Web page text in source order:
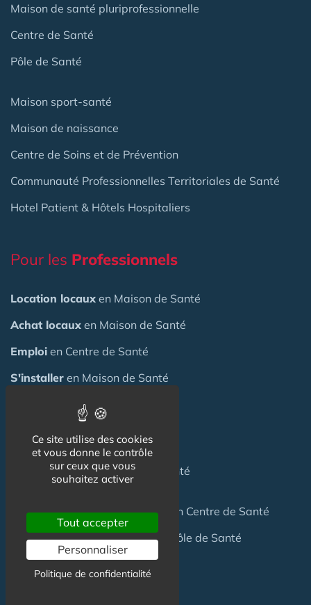
Maison de santé pluriprofessionnelle
Centre de Santé
Pôle de Santé
Maison sport-santé
Maison de naissance
Centre de Soins et de Prévention
Communauté Professionnelles Territoriales de Santé
Hotel Patient & Hôtels Hospitaliers
Pour les Professionnels
Location locaux en Maison de Santé
Achat locaux en Maison de Santé
Emploi en Centre de Santé
S'installer en Maison de Santé
une Maison de Santé
Financerune Maison de Santé
Investirdans une Maison de Santé
Céderune Maisonde Santéou un Centre de Santé
Terrainpour création Maison / Pôle de Santé
Ce site utilise des cookies
et vous donne le contrôle
sur ceux que vous
souhaitez activer
Tout accepter
Personnaliser
Politique de confidentialité